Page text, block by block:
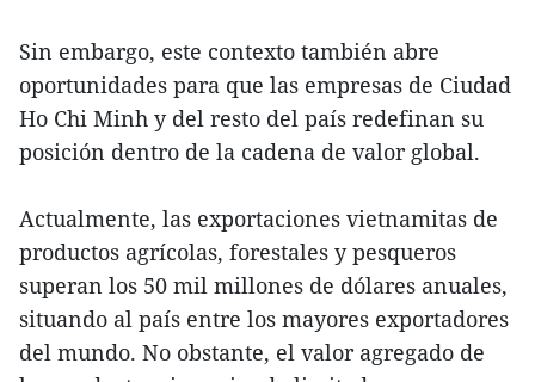
Sin embargo, este contexto también abre
oportunidades para que las empresas de Ciudad
Ho Chi Minh y del resto del país redefinan su
posición dentro de la cadena de valor global.
Actualmente, las exportaciones vietnamitas de
productos agrícolas, forestales y pesqueros
superan los 50 mil millones de dólares anuales,
situando al país entre los mayores exportadores
del mundo. No obstante, el valor agregado de